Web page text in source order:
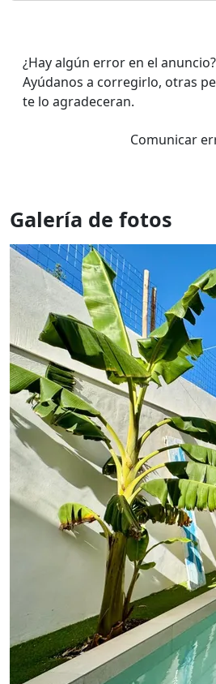
¿Hay algún error en el anuncio?
Ayúdanos a corregirlo, otras
te lo agradeceran.
Comunicar
Galería de fotos